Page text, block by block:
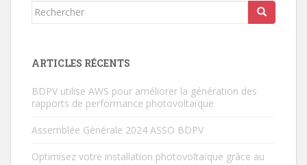
Rechercher...
ARTICLES RÉCENTS
BDPV utilise AWS pour améliorer la génération des
rapports de performance photovoltaïque
Assemblée Générale 2024 ASSO BDPV
Optimisez votre installation photovoltaïque grâce au